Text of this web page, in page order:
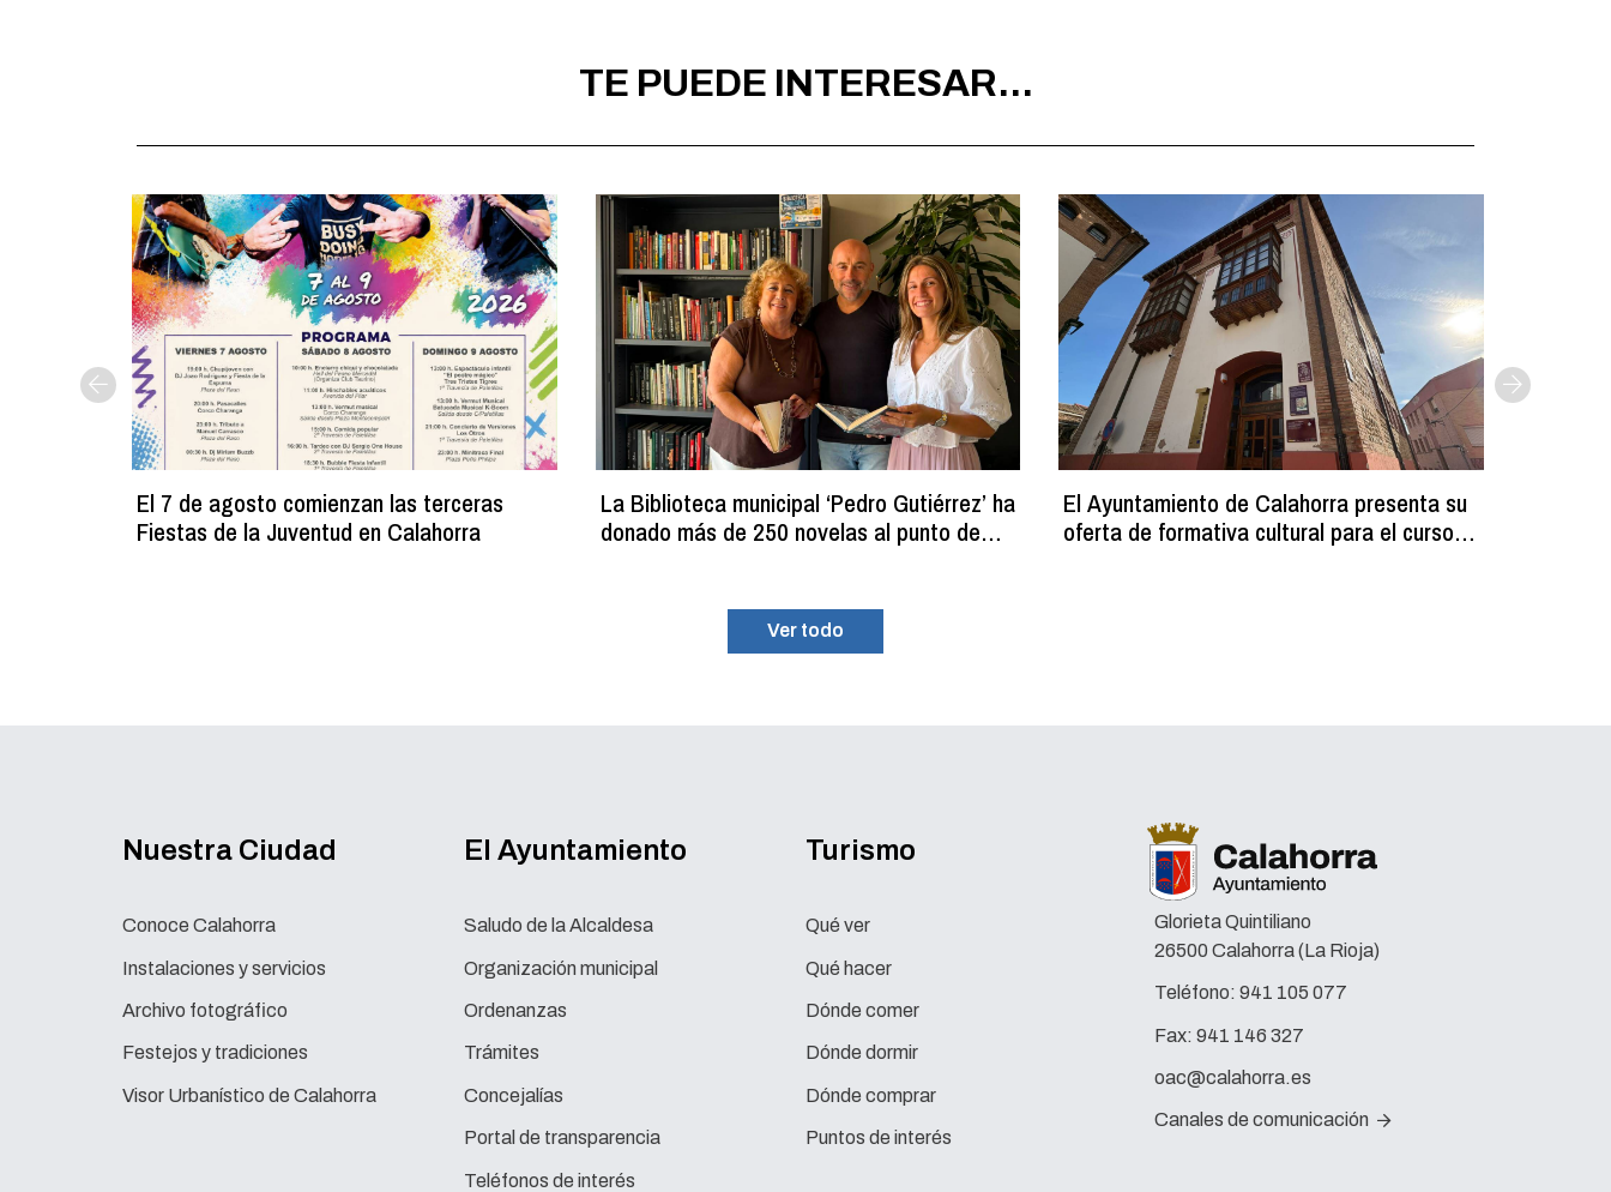
TE PUEDE INTERESAR...
El 7 de agosto comienzan las terceras
Fiestas de la Juventud en Calahorra
La Biblioteca municipal ‘Pedro Gutiérrez’ ha
donado más de 250 novelas al punto de
El Ayuntamiento de Calahorra presenta su
oferta de formativa cultural para el curso
Ver todo
Nuestra Ciudad
Conoce Calahorra
Instalaciones y servicios
Archivo fotográfico
Festejos y tradiciones
Visor Urbanístico de Calahorra
El Ayuntamiento
Saludo de la Alcaldesa
Organización municipal
Ordenanzas
Trámites
Concejalías
Portal de transparencia
Teléfonos de interés
Turismo
Qué ver
Qué hacer
Dónde comer
Dónde dormir
Dónde comprar
Puntos de interés
Glorieta Quintiliano
26500 Calahorra (La Rioja)
Teléfono: 941 105 077
Fax: 941 146 327
oac@calahorra.es
Canales de comunicación